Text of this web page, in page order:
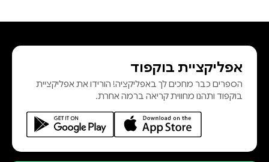
אפליקציית בוקפוד
הספרים כבר מחכים לך באפליקציה! הורידו את אפליקציית
בוקפוד ותהנו מחווית קריאה ברמה אחרת.